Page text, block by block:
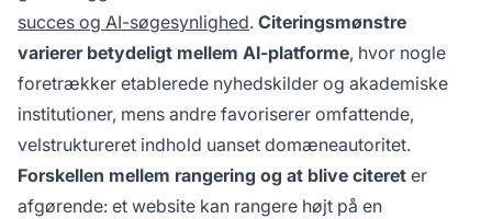
succes og AI-søgesynlighed. Citeringsmønstre
varierer betydeligt mellem AI-platforme, hvor nogle
foretrækker etablerede nyhedskilder og akademiske
institutioner, mens andre favoriserer omfattende,
velstruktureret indhold uanset domæneautoritet.
Forskellen mellem rangering og at blive citeret er
afgørende: et website kan rangere højt på en